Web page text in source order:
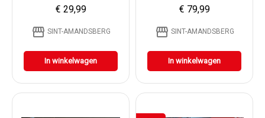
€ 29,99
storefront SINT-AMANDSBERG
In winkelwagen
€ 79,99
storefront SINT-AMANDSBERG
In winkelwagen